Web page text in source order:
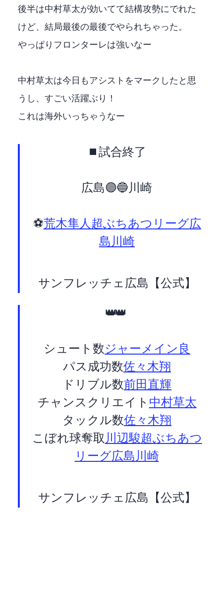
後半は中村草太が効いてて結構攻勢にでれた
けど、結局最後の最後でやられちゃった。
やっぱりフロンターレは強いなー
中村草太は今日もアシストをマークしたと思
うし、すごい活躍ぶり！
これは海外いっちゃうなー
⏹️試合終了
広島🟣 1-2 🔵川崎F
⚽#荒木隼人 #超ぶちあつ #Jリーグ#広
島川崎F
— サンフレッチェ広島【公式】 (@sanfrecce_SFC)
👑STATS LEADERS👑
シュート数:#ジャーメイン良
パス成功数:#佐々木翔
ドリブル数:#前田直輝
チャンスクリエイト: #中村草太
タックル数:#佐々木翔
こぼれ球奪取: #川辺駿#超ぶちあつ
リーグ#広島川崎Fpic.twitter.com/YpYSQgkArk
— サンフレッチェ広島【公式】 (@sanfrecce_SFC)